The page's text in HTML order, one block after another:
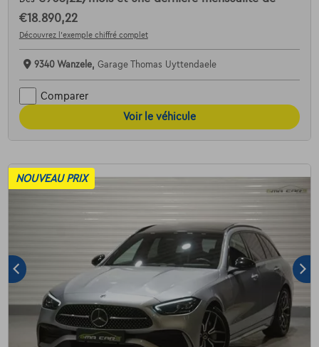
€18.890,22
Découvrez l’exemple chiffré complet
9340 Wanzele, Garage Thomas Uyttendaele
Comparer
Voir le véhicule
NOUVEAU PRIX